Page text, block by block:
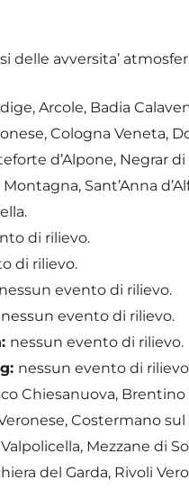
delle avversita’
Arcole, Badia
Cologna Veneta,
d’Alpone, Negrar
Sant’Anna
di rilievo.
di rilievo.
nessun evento di rilievo.
nessun evento di rilievo.
nessun evento di rilievo.
nessun evento di
Chiesanuova,
Costermano
Mezzane di
del Garda, Rivoli